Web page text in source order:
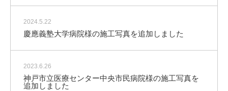
2024.5.22
慶應義塾大学病院様の施工写真を追加しました
2023.6.26
神戸市立医療センター中央市民病院様の施工写真を
追加しました